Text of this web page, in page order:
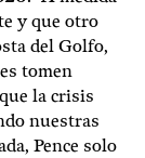
y que otro
del Golfo,
tomen
la crisis
nuestras
Pence solo